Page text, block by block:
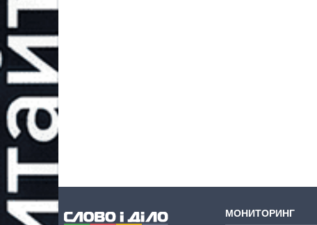
МОНИТОРИНГ